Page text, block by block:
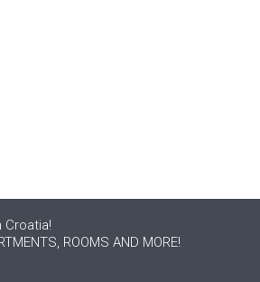
Croatia!
ROOMS AND MORE!